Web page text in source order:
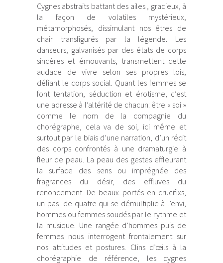
Cygnes abstraits battant des ailes , gracieux, à
la façon de volatiles mystérieux,
métamorphosés, dissimulant nos êtres de
chair transfigurés par la légende. Les
danseurs, galvanisés par des états de corps
sincères et émouvants, transmettent cette
audace de vivre selon ses propres lois,
défiant le corps social. Quant les femmes se
font tentation, séduction et érotisme, c’est
une adresse à l’altérité de chacun: être « soi »
comme le nom de la compagnie du
chorégraphe, cela va de soi, ici même et
surtout par le biais d’une narration, d’un récit
des corps confrontés à une dramaturgie à
fleur de peau. La peau des gestes effleurant
la surface des sens ou imprégnée des
fragrances du désir, des effluves du
renoncement. De beaux portés en crucifixs,
un pas de quatre qui se démultiplie à l’envi,
hommes ou femmes soudés par le rythme et
la musique. Une rangée d’hommes puis de
femmes nous interrogent frontalement sur
nos attitudes et postures. Clins d’œils à la
chorégraphie de référence, les cygnes